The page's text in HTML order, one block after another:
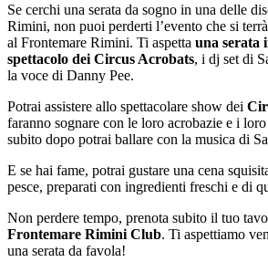
Se cerchi una serata da sogno in una delle
Rimini, non puoi perderti l’evento che si
al Frontemare Rimini. Ti aspetta una serata
spettacolo dei Circus Acrobats, i dj set di
la voce di Danny Pee.
Potrai assistere allo spettacolare show dei
faranno sognare con le loro acrobazie e i
subito dopo potrai ballare con la musica di
E se hai fame, potrai gustare una cena
pesce, preparati con ingredienti freschi e di
Non perdere tempo, prenota subito il tuo
Frontemare Rimini Club. Ti aspettiamo
una serata da favola!